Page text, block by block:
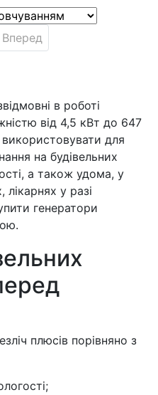
Вперед
в роботі
від 4,5 кВт до 647
для
на будівельних
а також удома, у
лікарнях у разі
генератори
плюсів порівняно з